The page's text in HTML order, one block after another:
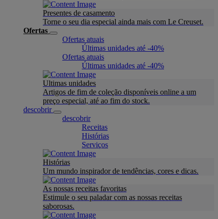
Presentes de casamento
Torne o seu dia especial ainda mais com Le Creuset.
Ofertas
Ofertas atuais
Últimas unidades até -40%
Ofertas atuais
Últimas unidades até -40%
Ultimas unidades
Artigos de fim de coleção disponíveis online a um
preço especial, até ao fim do stock.
descobrir
descobrir
Receitas
Histórias
Serviços
Histórias
Um mundo inspirador de tendências, cores e dicas.
As nossas receitas favoritas
Estimule o seu paladar com as nossas receitas
saborosas.